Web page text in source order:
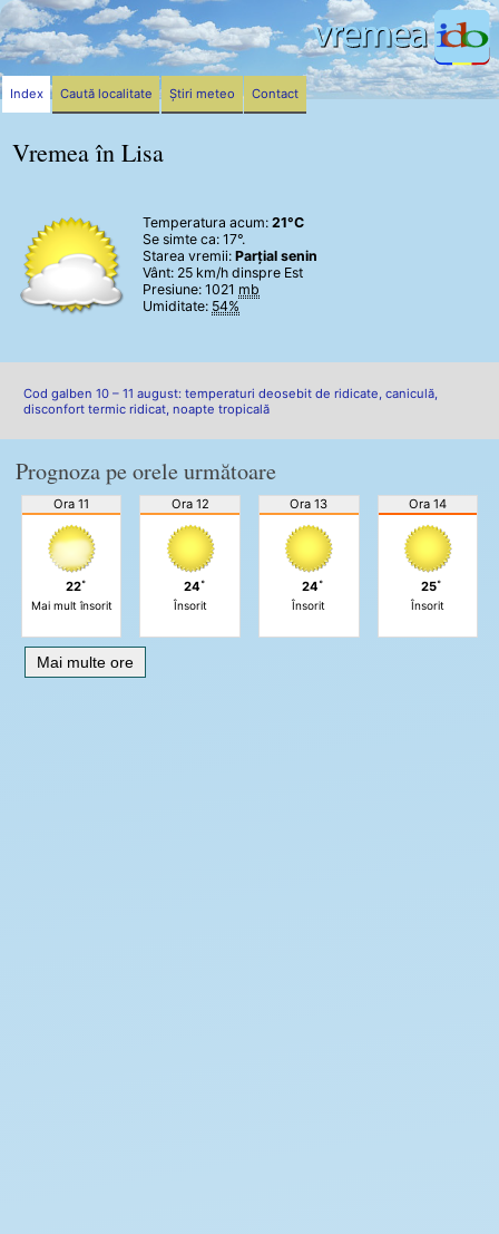
Vremea în Lisa
Temperatura acum: 21°C
Se simte ca: 17°.
Starea vremii: Parțial senin
Vânt: 25 km/h dinspre Est
Presiune: 1021 mb
Umiditate: 54%
Cod galben 10 – 11 august: temperaturi deosebit de ridicate, caniculă,
disconfort termic ridicat, noapte tropicală
Prognoza pe orele următoare
Ora 11
22˚
Mai mult însorit
Ora 12
24˚
Însorit
Ora 13
24˚
Însorit
Ora 14
25˚
Însorit
Mai multe ore
Index Caută localitate Știri meteo Contact